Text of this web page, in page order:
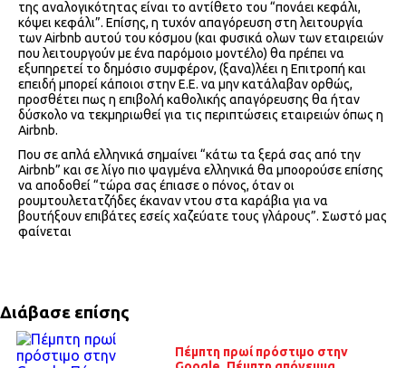
της αναλογικότητας είναι το αντίθετο του “πονάει κεφάλι,
κόψει κεφάλι”. Επίσης, η τυχόν απαγόρευση στη λειτουργία
των Airbnb αυτού του κόσμου (και φυσικά ολων των εταιρειών
που λειτουργούν με ένα παρόμοιο μοντέλο) θα πρέπει να
εξυπηρετεί το δημόσιο συμφέρον, (ξανα)λέει η Επιτροπή και
επειδή μπορεί κάποιοι στην Ε.Ε. να μην κατάλαβαν ορθώς,
προσθέτει πως η επιβολή καθολικής απαγόρευσης θα ήταν
δύσκολο να τεκμηριωθεί για τις περιπτώσεις εταιρειών όπως η
Airbnb.
Που σε απλά ελληνικά σημαίνει “κάτω τα ξερά σας από την
Airbnb” και σε λίγο πιο ψαγμένα ελληνικά θα μποορούσε επίσης
να αποδοθεί “τώρα σας έπιασε ο πόνος, όταν οι
ρουμτουλετατζήδες έκαναν ντου στα καράβια για να
βουτήξουν επιβάτες εσείς χαζεύατε τους γλάρους”. Σωστό μας
φαίνεται
Διάβασε επίσης
Πέμπτη πρωί πρόστιμο στην